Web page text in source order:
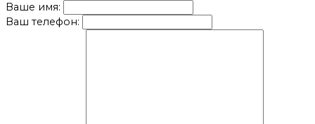
Ваше имя:
Ваш телефон: